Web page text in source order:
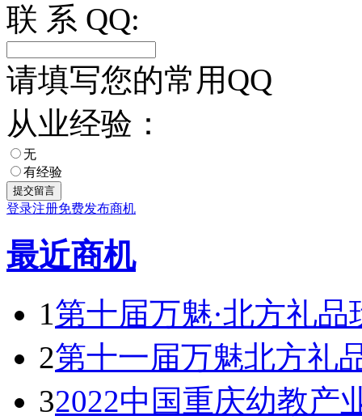
联 系 QQ:
请填写您的常用QQ
从业经验：
无
有经验
登录注册免费发布商机
最近商机
1第十届万魅·北方礼
2第十一届万魅北方礼
32022中国重庆幼教产